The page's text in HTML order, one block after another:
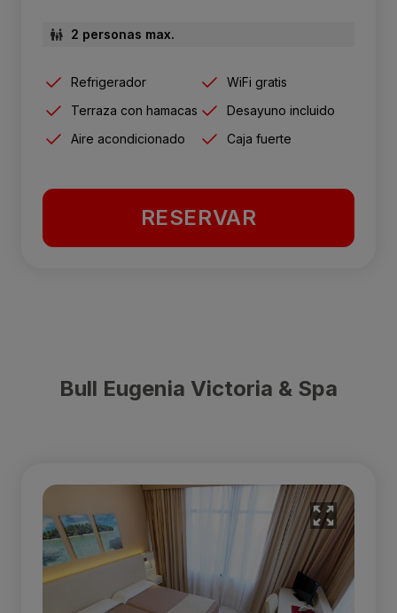
2 personas max.
Refrigerador
WiFi gratis
Terraza con hamacas
Desayuno incluido
Aire acondicionado
Caja fuerte
RESERVAR
Bull Eugenia Victoria & Spa